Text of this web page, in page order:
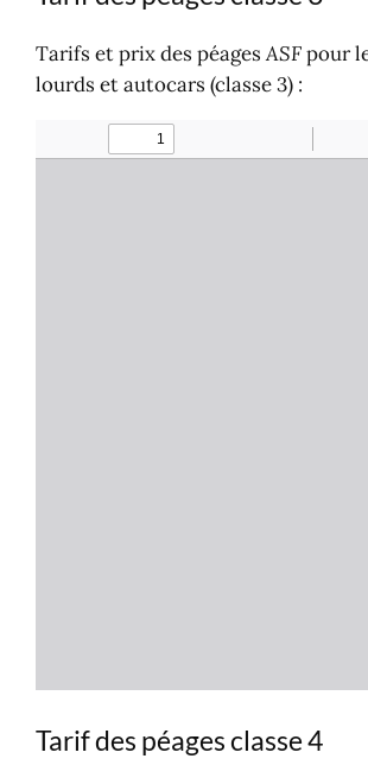
Tarifs et prix des péagesASFpour
lourds et autocars (classe 3) :
Tarif des péages classe 4